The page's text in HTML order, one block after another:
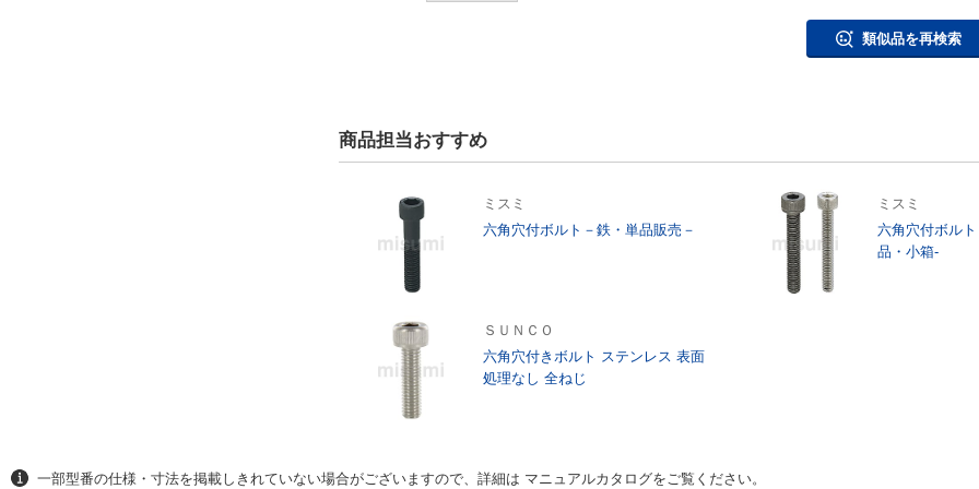
類似品を再検索
商品担当おすすめ
ミスミ
六角穴付ボルト－鉄・単品販売－
ミスミ
六角穴付ボル
品・小箱-
ＳＵＮＣＯ
六角穴付きボルト ステンレス 表面
処理なし 全ねじ
一部型番の仕様・寸法を掲載しきれていない場合がございますので、詳細は マニュアルカタログをご覧ください。